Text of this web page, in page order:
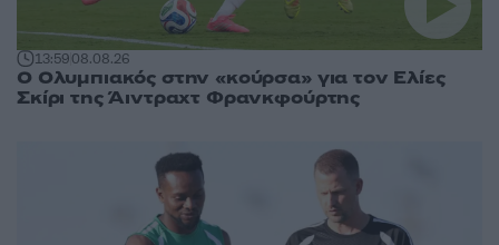
13:5908.08.26
Ο Ολυμπιακός στην «κούρσα» για τον Ελίες
Σκίρι της Άιντραχτ Φρανκφούρτης